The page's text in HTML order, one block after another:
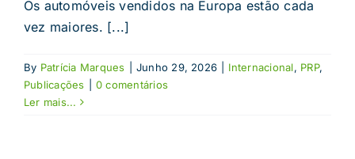
Os automóveis vendidos na Europa estão cada
vez maiores. [...]
By Patrícia Marques Junho 29, 2026 Internacional, PRP,
Publicações
0 comentários
Ler mais...